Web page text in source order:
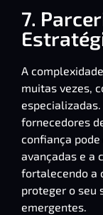
7.
A
muitas vezes,
fornecedores
confiança
avançadas e a
fortalecendo a
proteger o seu
emergentes.